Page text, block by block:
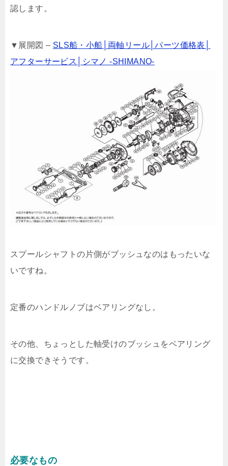
認します。
▼展開図 – SLS船・小船│両軸リール│パーツ価格表│
アフターサービス│シマノ -SHIMANO-
スプールシャフトの片側がブッシュなのはもったいな
いですね。
定番のハンドルノブはベアリングなし。
その他、ちょっとした軸受けのブッシュをベアリング
に交換できそうです。
必要なもの